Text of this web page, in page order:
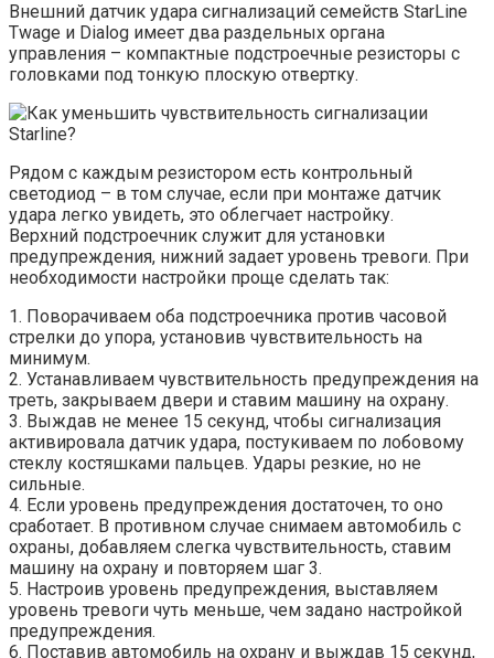
Внешний датчик удара сигнализаций семейств StarLine
Twage и Dialog имеет два раздельных органа
управления – компактные подстроечные резисторы с
головками под тонкую плоскую отвертку.
Рядом с каждым резистором есть контрольный
светодиод – в том случае, если при монтаже датчик
удара легко увидеть, это облегчает настройку.
Верхний подстроечник служит для установки
предупреждения, нижний задает уровень тревоги. При
необходимости настройки проще сделать так:
1. Поворачиваем оба подстроечника против часовой
стрелки до упора, установив чувствительность на
минимум.
2. Устанавливаем чувствительность предупреждения на
треть, закрываем двери и ставим машину на охрану.
3. Выждав не менее 15 секунд, чтобы сигнализация
активировала датчик удара, постукиваем по лобовому
стеклу костяшками пальцев. Удары резкие, но не
сильные.
4. Если уровень предупреждения достаточен, то оно
сработает. В противном случае снимаем автомобиль с
охраны, добавляем слегка чувствительность, ставим
машину на охрану и повторяем шаг 3.
5. Настроив уровень предупреждения, выставляем
уровень тревоги чуть меньше, чем задано настройкой
предупреждения.
6. Поставив автомобиль на охрану и выждав 15 секунд,